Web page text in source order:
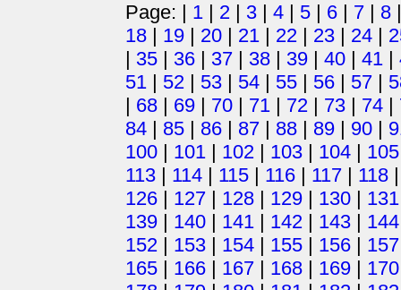
Page: | 1 | 2 | 3 | 4 | 5 | 6 | 7 | 8
18 | 19 | 20 | 21 | 22 | 23 | 24 |
| 35 | 36 | 37 | 38 | 39 | 40 | 41 |
51 | 52 | 53 | 54 | 55 | 56 | 57 |
| 68 | 69 | 70 | 71 | 72 | 73 | 74 |
84 | 85 | 86 | 87 | 88 | 89 | 90 |
100 | 101 | 102 | 103 | 104 | 105
113 | 114 | 115 | 116 | 117 | 118
126 | 127 | 128 | 129 | 130 | 131
139 | 140 | 141 | 142 | 143 | 144
152 | 153 | 154 | 155 | 156 | 157
165 | 166 | 167 | 168 | 169 | 170